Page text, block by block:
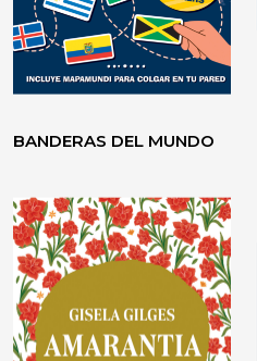
BANDERAS DEL MUNDO